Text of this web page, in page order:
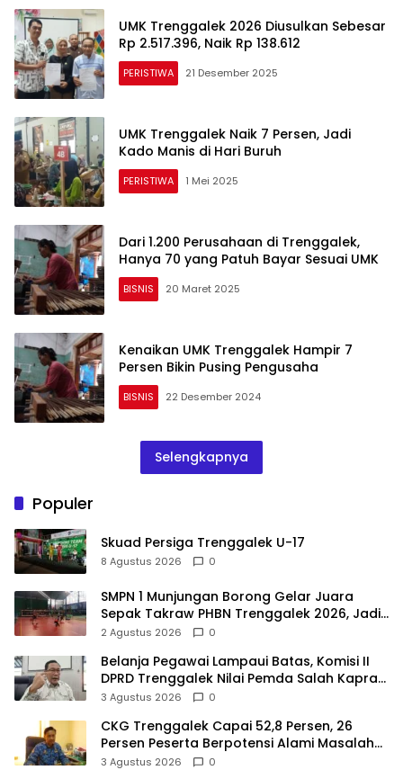
UMK Trenggalek 2026 Diusulkan Sebesar
Rp 2.517.396, Naik Rp 138.612
PERISTIWA 21 Desember 2025
UMK Trenggalek Naik 7 Persen, Jadi
Kado Manis di Hari Buruh
PERISTIWA 1 Mei 2025
Dari 1.200 Perusahaan di Trenggalek,
Hanya 70 yang Patuh Bayar Sesuai UMK
BISNIS 20 Maret 2025
Kenaikan UMK Trenggalek Hampir 7
Persen Bikin Pusing Pengusaha
BISNIS 22 Desember 2024
Selengkapnya
Populer
Skuad Persiga Trenggalek U-17
8 Agustus 2026 0
SMPN 1 Munjungan Borong Gelar Juara
Sepak Takraw PHBN Trenggalek 2026, Jadi
Modal Menuju POPDA Jatim
2 Agustus 2026 0
Belanja Pegawai Lampaui Batas, Komisi II
DPRD Trenggalek Nilai Pemda Salah Kaprah
dalam Perencanaan
3 Agustus 2026 0
CKG Trenggalek Capai 52,8 Persen, 26
Persen Peserta Berpotensi Alami Masalah
Kejiwaan
3 Agustus 2026 0